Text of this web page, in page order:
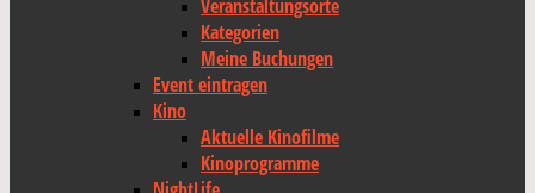
Veranstaltungsorte
Kategorien
Meine Buchungen
Event eintragen
Kino
Aktuelle Kinofilme
Kinoprogramme